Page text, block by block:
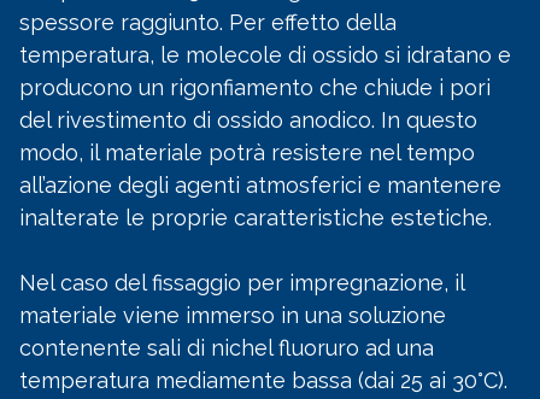
spessore raggiunto. Per effetto della
temperatura, le molecole di ossido si idratano e
producono un rigonfiamento che chiude i pori
del rivestimento di ossido anodico. In questo
modo, il materiale potrà resistere nel tempo
all’azione degli agenti atmosferici e mantenere
inalterate le proprie caratteristiche estetiche.
Nel caso del fissaggio per impregnazione, il
materiale viene immerso in una soluzione
contenente sali di nichel fluoruro ad una
temperatura mediamente bassa (dai 25 ai 30°C).